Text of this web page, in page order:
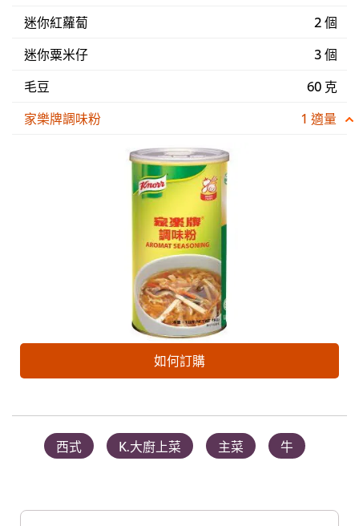
迷你紅蘿蔔
2 個
迷你粟米仔
3 個
毛豆
60 克
家樂牌調味粉
1 適量
如何訂購
西式 K.大廚上菜 主菜 牛